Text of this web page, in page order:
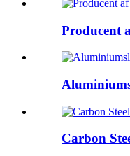
Producent
Carbon